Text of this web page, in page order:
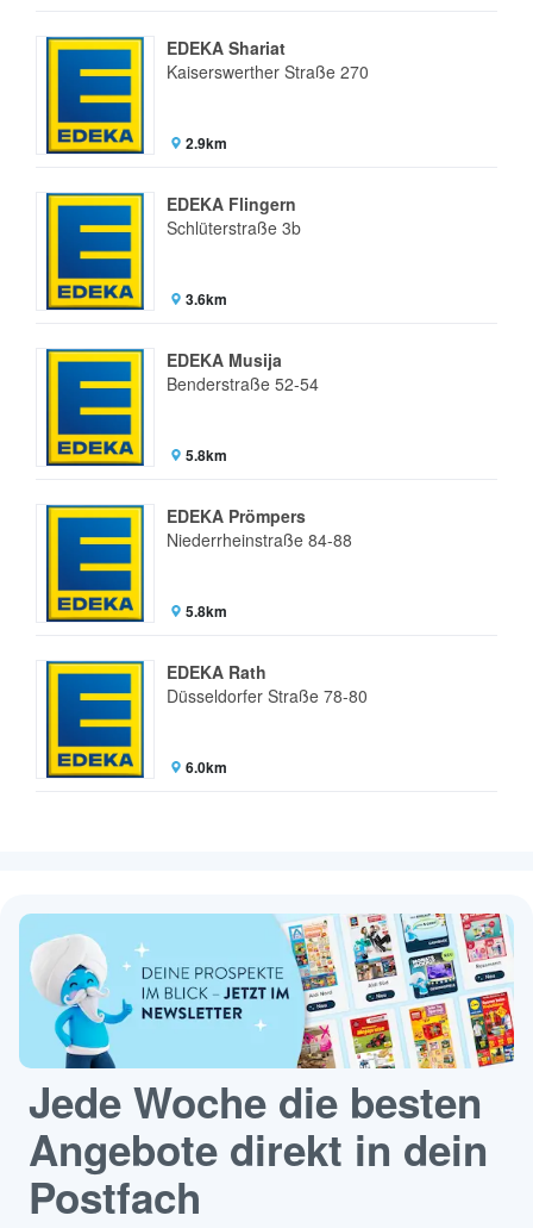
EDEKA Shariat
Kaiserswerther Straße 270
2.9km
EDEKA Flingern
Schlüterstraße 3b
3.6km
EDEKA Musija
Benderstraße 52-54
5.8km
EDEKA Prömpers
Niederrheinstraße 84-88
5.8km
EDEKA Rath
Düsseldorfer Straße 78-80
6.0km
Jede Woche die besten
Angebote direkt in dein
Postfach